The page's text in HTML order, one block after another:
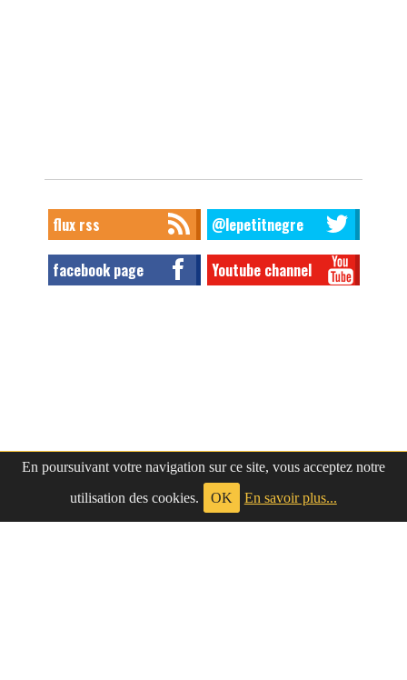
En poursuivant votre navigation sur ce site, vous acceptez notre
utilisation des cookies.
OK En savoir plus...
flux rss @lepetitnegre
facebook page Youtube channel